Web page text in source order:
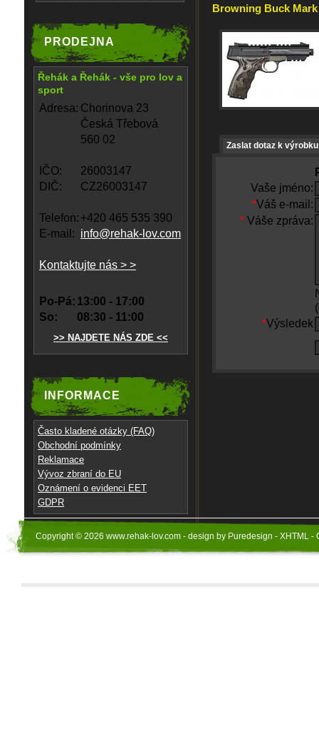
PRODEJNA
Řehák a Řehák - vše pro lov a
sport
Adresa: Chorinova 23
Česká Třebová
560 02
IČO:
26003147
DIČ:
CZ26003147
Telefon: +420 465 535 390
E-mail: info@rehak-lov.com
Kontaktujte nás > >
Po-Pá: 13:00 - 17:00
So:
08:30 - 11:00
>> NAJDETE NÁS ZDE <<
INFORMACE
Často kladené otázky (FAQ)
Obchodní podmínky
Reklamace
Vývoz zbraní do EU
Oznámení o evidenci EET
GDPR
Browning Buck
Zaslat dotaz k výrobku
Vaše jméno:
*Váš e-mail:
* Váše zpráva:
*Výsledek
Copyright © 2026 www.rehak-lov.com - design by Puredesign - XHTML -